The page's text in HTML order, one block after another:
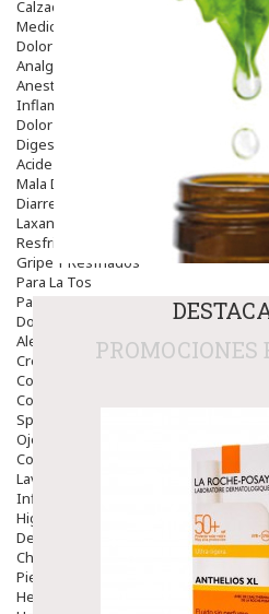
Calzado
Medicamentos
Dolor E Inflamación
Analgésicos
Anestésicos
Inflamación Articulaciones
Dolor Muscular / Articular
Digestivo
Acidez, Gases Y Ardores
Mala Digestion
Diarrea / Estreñimiento / Vómitos
Laxantes
Resfriados
Gripe Y Resfriados
Para La Tos
Para Descongestionar La Nariz
Dolor De Garganta
Alergias Y Picaduras
Cremas
Comprimidos
Colirios
Sprays
Ojos Y Oidos
Congestión
Lavado Ojos
Inflamación Del Oido (otitis)
Higiene Oido
Deshabituación Tabaquismo
Chicles
Piel
Herpes Y Hongos
PROMOCIONES